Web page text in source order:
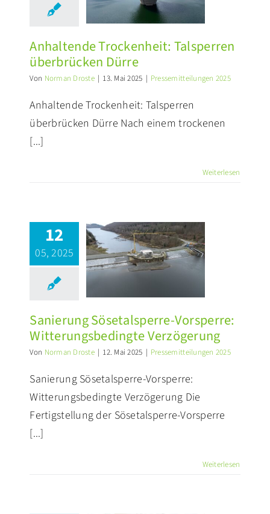
2025
Anhaltende Trockenheit: Talsperren
überbrücken Dürre
Von Norman Droste | 13. Mai 2025 | Pressemitteilungen 2025
Anhaltende Trockenheit: Talsperren
überbrücken Dürre Nach einem trockenen
[...]
Weiterlesen
12
05, 2025
2025
Sanierung Sösetalsperre-Vorsperre:
Witterungsbedingte Verzögerung
Von Norman Droste | 12. Mai 2025 | Pressemitteilungen 2025
Sanierung Sösetalsperre-Vorsperre:
Witterungsbedingte Verzögerung Die
Fertigstellung der Sösetalsperre-Vorsperre
[...]
Weiterlesen